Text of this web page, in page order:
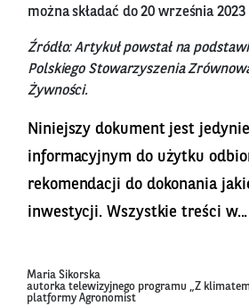
można składać do 20 września 2023
Źródło: Artykuł powstał na
Polskiego Stowarzyszenia
Żywności.
Niniejszy dokument jest
informacyjnym do użytku
rekomendacji do dokonania
inwestycji. Wszystkie treści w...
Maria Sikorska
autorka telewizyjnego programu „Z
platformy Agronomist